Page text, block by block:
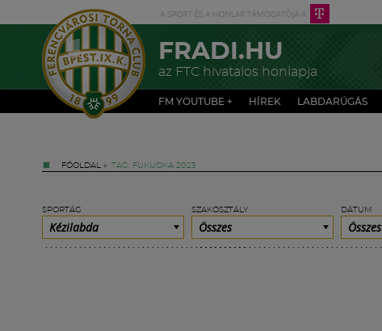
FRADI.HU
az FTC hivatalos honlapja
FM YOUTUBE + HÍREK LABDARÚGÁS
FŐOLDAL » TAG: FUKUOKA 2023
SPORTÁG
Kézilabda
SZAKOSZTÁLY
Összes
DÁTUM
Összes